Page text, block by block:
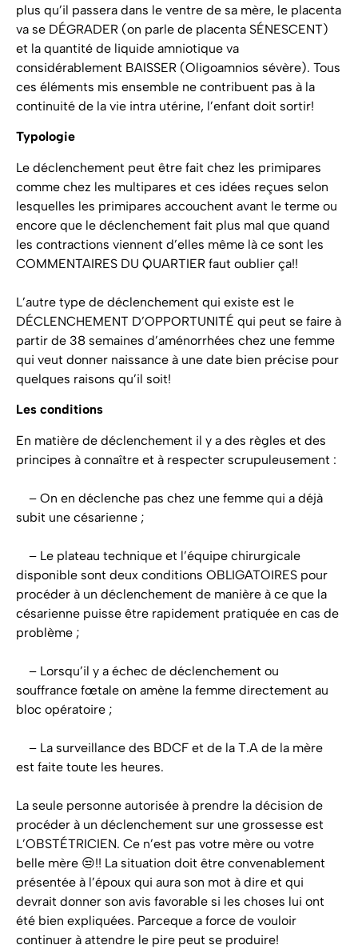
plus qu’il passera dans le ventre de sa mère, le placenta
va se DÉGRADER (on parle de placenta SÉNESCENT)
et la quantité de liquide amniotique va
considérablement BAISSER (Oligoamnios sévère). Tous
ces éléments mis ensemble ne contribuent pas à la
continuité de la vie intra utérine, l’enfant doit sortir!
Typologie
Le déclenchement peut être fait chez les primipares
comme chez les multipares et ces idées reçues selon
lesquelles les primipares accouchent avant le terme ou
encore que le déclenchement fait plus mal que quand
les contractions viennent d’elles même là ce sont les
COMMENTAIRES DU QUARTIER faut oublier ça!!
L’autre type de déclenchement qui existe est le
DÉCLENCHEMENT D’OPPORTUNITÉ qui peut se faire à
partir de 38 semaines d’aménorrhées chez une femme
qui veut donner naissance à une date bien précise pour
quelques raisons qu’il soit!
Les conditions
En matière de déclenchement il y a des règles et des
principes à connaître et à respecter scrupuleusement :
– On en déclenche pas chez une femme qui a déjà
subit une césarienne ;
– Le plateau technique et l’équipe chirurgicale
disponible sont deux conditions OBLIGATOIRES pour
procéder à un déclenchement de manière à ce que la
césarienne puisse être rapidement pratiquée en cas de
problème ;
– Lorsqu’il y a échec de déclenchement ou
souffrance fœtale on amène la femme directement au
bloc opératoire ;
– La surveillance des BDCF et de la T.A de la mère
est faite toute les heures.
La seule personne autorisée à prendre la décision de
procéder à un déclenchement sur une grossesse est
L’OBSTÉTRICIEN. Ce n’est pas votre mère ou votre
belle mère 😒!! La situation doit être convenablement
présentée à l’époux qui aura son mot à dire et qui
devrait donner son avis favorable si les choses lui ont
été bien expliquées. Parceque a force de vouloir
continuer à attendre le pire peut se produire!